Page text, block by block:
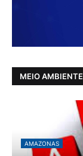
MEIO AMBIENTE
AMAZONAS